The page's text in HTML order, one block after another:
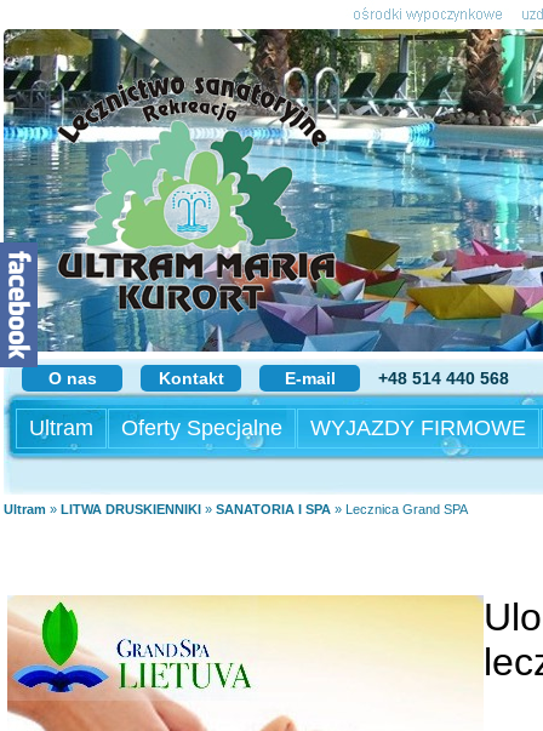
O nas Kontakt E-mail +48 514 440 568
Ultram Oferty Specjalne WYJAZDY FIRMOWE
Ultram » LITWA DRUSKIENNIKI » SANATORIA I SPA » Lecznica Grand SPA